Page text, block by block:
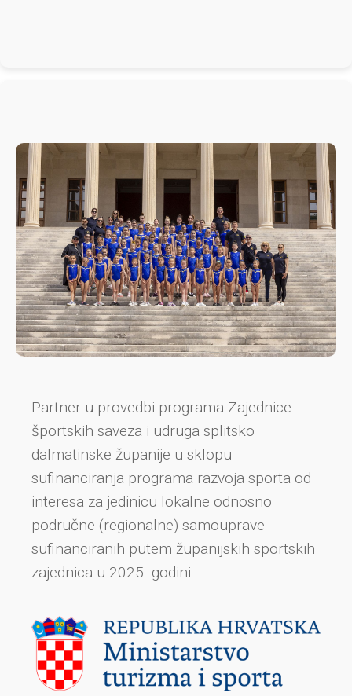
Partner u provedbi programa Zajednice
športskih saveza i udruga splitsko
dalmatinske županije u sklopu
sufinanciranja programa razvoja sporta od
interesa za jedinicu lokalne odnosno
područne (regionalne) samouprave
sufinanciranih putem županijskih sportskih
zajednica u 2025. godini.